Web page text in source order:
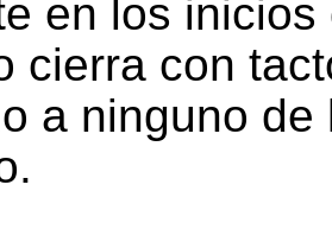
en los
cierra con
a ninguno